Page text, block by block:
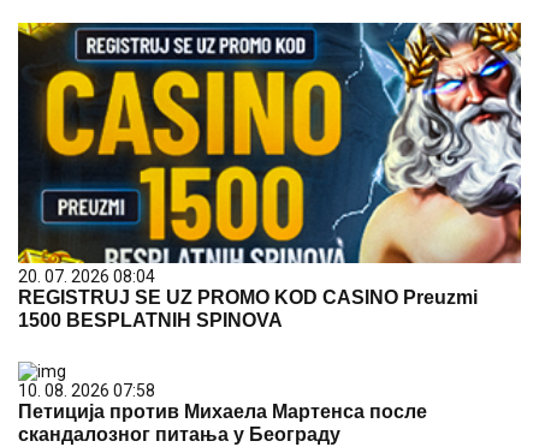
20. 07. 2026 08:04
REGISTRUJ SE UZ PROMO KOD CASINO Preuzmi
1500 BESPLATNIH SPINOVA
10. 08. 2026 07:58
Петиција против Михаела Мартенса после
скандалозног питања у Београду